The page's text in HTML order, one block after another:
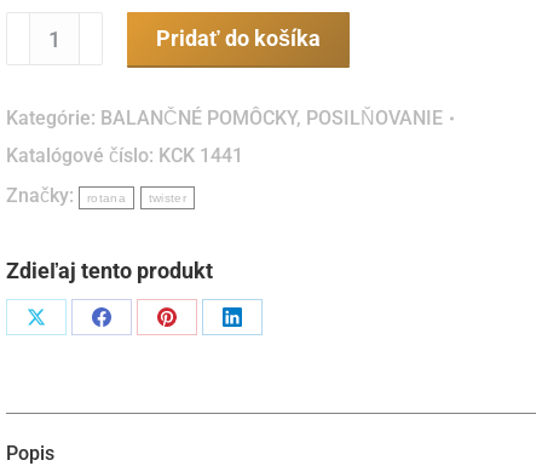
množstvo
Rotana
veľká
707
Pridať do košíka
Kategórie: BALANČNÉ POMÔCKY, POSILŇOVANIE
Katalógové číslo: KCK 1441
Značky:
rotana twister
Zdieľaj tento produkt
Podiel Podiel Podiel Podiel
Popis